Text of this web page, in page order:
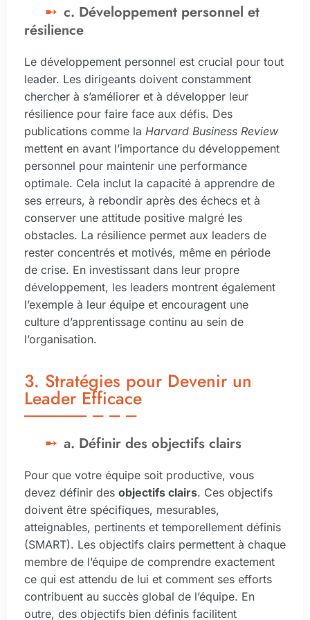
c. Développement personnel et
résilience
Le développement personnel est crucial pour tout
leader. Les dirigeants doivent constamment
chercher à s’améliorer et à développer leur
résilience pour faire face aux défis. Des
publications comme la Harvard Business Review
mettent en avant l’importance du développement
personnel pour maintenir une performance
optimale. Cela inclut la capacité à apprendre de
ses erreurs, à rebondir après des échecs et à
conserver une attitude positive malgré les
obstacles. La résilience permet aux leaders de
rester concentrés et motivés, même en période
de crise. En investissant dans leur propre
développement, les leaders montrent également
l’exemple à leur équipe et encouragent une
culture d’apprentissage continu au sein de
l’organisation.
3. Stratégies pour Devenir un
Leader Efficace
a. Définir des objectifs clairs
Pour que votre équipe soit productive, vous
devez définir des objectifs clairs. Ces objectifs
doivent être spécifiques, mesurables,
atteignables, pertinents et temporellement définis
(SMART). Les objectifs clairs permettent à chaque
membre de l’équipe de comprendre exactement
ce qui est attendu de lui et comment ses efforts
contribuent au succès global de l’équipe. En
outre, des objectifs bien définis facilitent